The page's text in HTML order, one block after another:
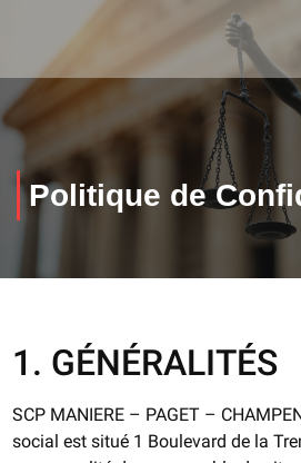
Politique de
1. GÉNÉRALITÉS
SCP MANIERE – PAGET –
social est situé 1 Boulevard de la